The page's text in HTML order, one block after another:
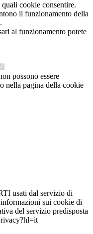
quali cookie consentire.
il funzionamento della
al funzionamento potete
possono essere
nella pagina della cookie
usati dal servizio di
sui cookie di
del servizio predisposta